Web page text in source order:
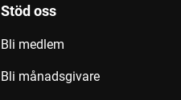
Stöd oss
Bli medlem
Bli månadsgivare